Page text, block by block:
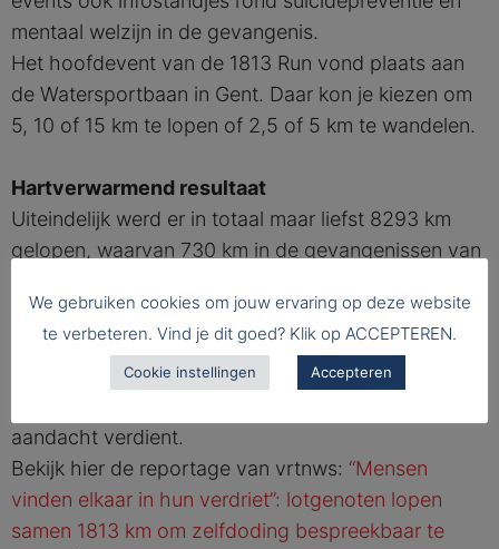
mentaal welzijn in de gevangenis.
Het hoofdevent van de 1813 Run vond plaats aan
de Watersportbaan in Gent. Daar kon je kiezen om
5, 10 of 15 km te lopen of 2,5 of 5 km te wandelen.
Hartverwarmend resultaat
Uiteindelijk werd er in totaal maar liefst 8293 km
gelopen, waarvan 730 km in de gevangenissen van
Hulp. Naast 150 deelnemers in detentie liepen in
Leuven Hulp ook enkele directieleden mee. Een
teken dat het thema leeft en dat
aandacht verdient.
Bekijk hier de reportage van vrtnws: “Mensen
vinden elkaar in hun verdriet”: lotgenoten lopen
samen 1813 km om zelfdoding bespreekbaar te
We gebruiken cookies om jouw ervaring op deze website
te verbeteren. Vind je dit goed? Klik op ACCEPTEREN.
Cookie instellingen Accepteren